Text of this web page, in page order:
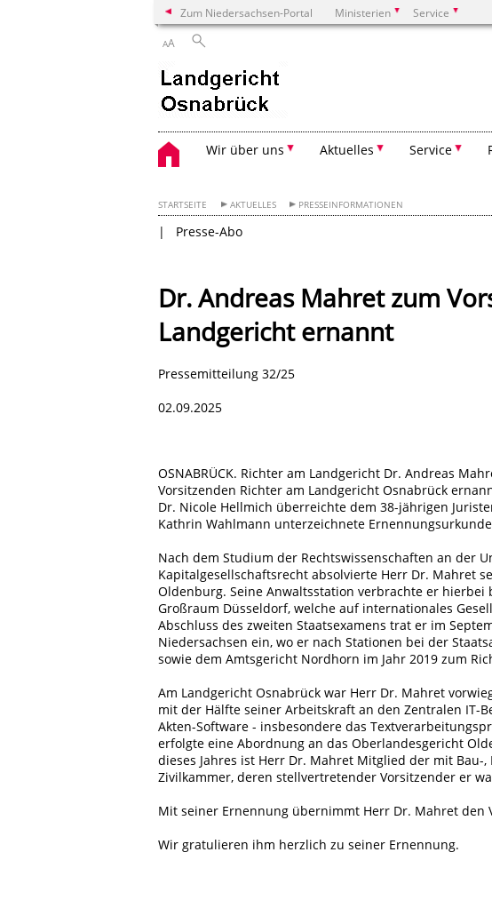
Zum Niedersachsen-Portal Ministerien Service
AA
Wir über uns Aktuelles Service
STARTSEITE AKTUELLES PRESSEINFORMATIONEN
Presse-Abo
Dr. Andreas Mahret zum
Landgericht ernannt
Pressemitteilung 32/25
02.09.2025
OSNABRÜCK. Richter am Landgericht Dr. Andreas
Vorsitzenden Richter am Landgericht Osnabrück
Dr. Nicole Hellmich überreichte dem 38-jährigen
Kathrin Wahlmann unterzeichnete
Nach dem Studium der Rechtswissenschaften an der
Kapitalgesellschaftsrecht absolvierte Herr Dr. Mahret
Oldenburg. Seine Anwaltsstation verbrachte er
Großraum Düsseldorf, welche auf internationales
Abschluss des zweiten Staatsexamens trat er im
Niedersachsen ein, wo er nach Stationen bei der
sowie dem Amtsgericht Nordhorn im Jahr 2019 zum
Am Landgericht Osnabrück war Herr Dr. Mahret
mit der Hälfte seiner Arbeitskraft an den Zentralen IT-
Akten-Software - insbesondere das
erfolgte eine Abordnung an das Oberlandesgericht
dieses Jahres ist Herr Dr. Mahret Mitglied der mit Bau-
Zivilkammer, deren stellvertretender Vorsitzender er
Mit seiner Ernennung übernimmt Herr Dr. Mahret den
Wir gratulieren ihm herzlich zu seiner Ernennung.